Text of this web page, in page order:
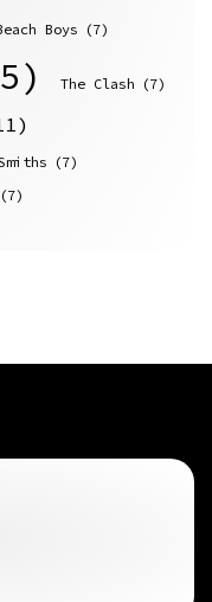
Boys (7)
The Clash (7)
(7)
(7)